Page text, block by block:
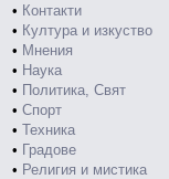
• Контакти
• Култура и изкуство
• Мнения
• Наука
• Политика, Свят
• Спорт
• Техника
• Градове
• Религия и мистика